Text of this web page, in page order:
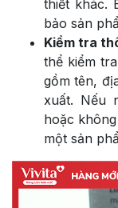
thiết khác.
bảo sản
Kiểm tra
thể kiểm
gồm tên,
xuất. Nếu
hoặc
một sản